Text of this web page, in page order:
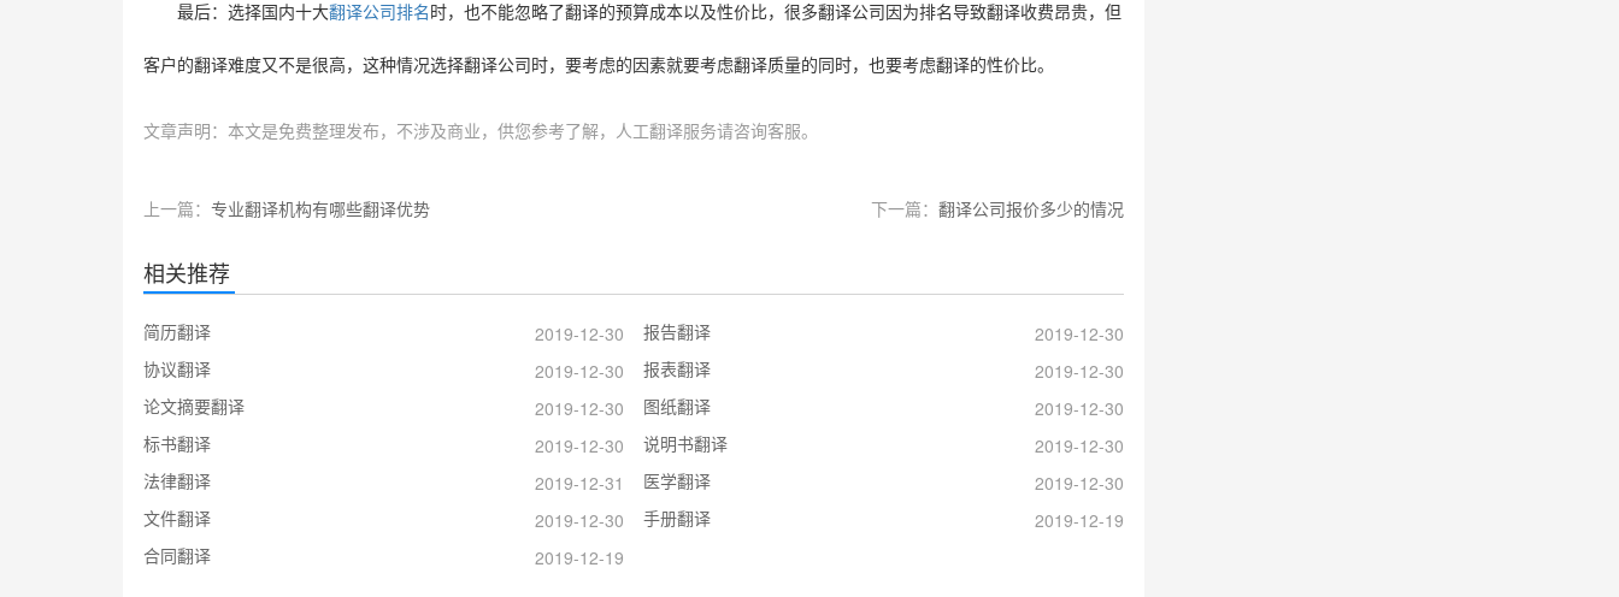
最后：选择国内十大翻译公司排名 时，也不能忽略了翻译的预算成本以及性价比，很多翻译公司因为排名导致翻译收费昂贵，但
客户的翻译难度又不是很高，这种情况选择翻译公司时，要考虑的因素就要考虑翻译质量的同时，也要考虑翻译的性价比。
文章声明：本文是免费整理发布，不涉及商业，供您参考了解，人工翻译服务请咨询客服。
上一篇： 专业翻译机构有哪些翻译优势 下一篇： 翻译公司报价多少的情况
相关推荐
简历翻译 2019-12-30 报告翻译
2019-12-30
协议翻译
2019-12-30 报表翻译
2019-12-30
论文摘要翻译
2019-12-30 图纸翻译
2019-12-30
标书翻译
2019-12-30 说明书翻译
2019-12-30
法律翻译
2019-12-31 医学翻译
2019-12-30
文件翻译
2019-12-30 手册翻译
2019-12-19
合同翻译
2019-12-19